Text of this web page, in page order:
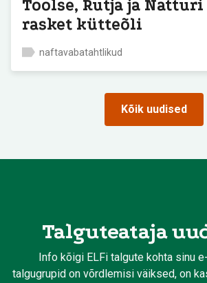
Toolse, Rutja ja Natturi
rasket kütteõli
naftavabatahtlikud
Kõik uudised
Talguteataja
Info kõigi ELFi talgute kohta sinu
talgugrupid on võrdlemisi väiksed, on